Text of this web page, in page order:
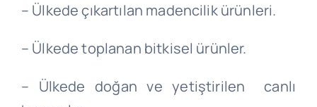
– Ülkede çıkartılan madencilik ürünleri.
– Ülkede toplanan bitkisel ürünler.
– Ülkede doğan ve yetiştirilen canlı